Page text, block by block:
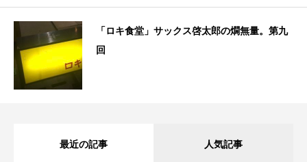
「ロキ食堂」サックス啓太郎の燗無量。第九
回
最近の記事 人気記事